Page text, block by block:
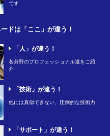
です
ドは「ここ」が違う！
「人」が違う！
各分野のプロフェッショナル達をご紹
介
「技術」が違う！
他には真似できない、圧倒的な技術力
「サポート」が違う！